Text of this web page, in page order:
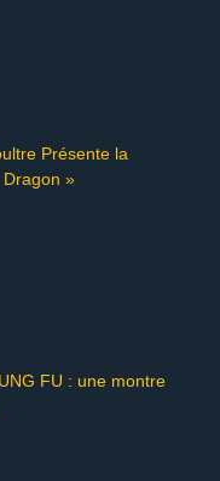
Présente la
Dragon »
FU : une montre